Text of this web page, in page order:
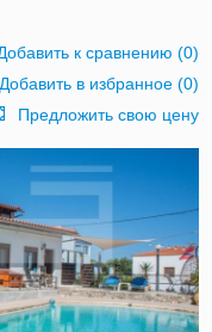
к сравнению (0)
Добавить в избранное(0)
Предложить свою цену